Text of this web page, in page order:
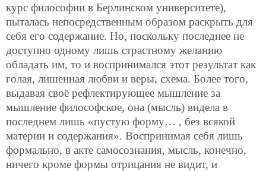
курс философии в Берлинском университете),
пыталась непосредственным образом раскрыть для
себя его содержание. Но, поскольку последнее не
доступно одному лишь страстному желанию
обладать им, то и воспринимался этот результат как
голая, лишенная любви и веры, схема. Более того,
выдавая своё рефлектирующее мышление за
мышление философское, она (мысль) видела в
последнем лишь «пустую форму… , без всякой
материи и содержания». Воспринимая себя лишь
формально, в акте самосознания, мысль, конечно,
ничего кроме формы отрицания не видит, и